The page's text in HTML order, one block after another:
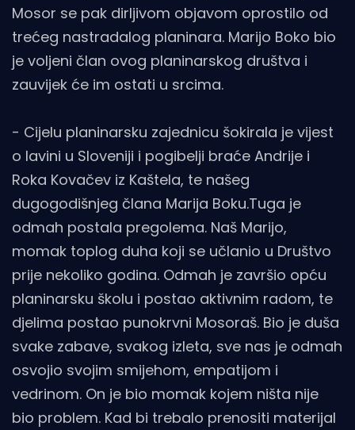
Mosor se pak dirljivom objavom oprostilo od
trećeg nastradalog planinara. Marijo Boko bio
je voljeni član ovog planinarskog društva i
zauvijek će im ostati u srcima.
- Cijelu planinarsku zajednicu šokirala je vijest
o lavini u Sloveniji i pogibelji braće Andrije i
Roka Kovačev iz Kaštela, te našeg
dugogodišnjeg člana Marija Boku.Tuga je
odmah postala pregolema. Naš Marijo,
momak toplog duha koji se učlanio u Društvo
prije nekoliko godina. Odmah je završio opću
planinarsku školu i postao aktivnim radom, te
djelima postao punokrvni Mosoraš. Bio je duša
svake zabave, svakog izleta, sve nas je odmah
osvojio svojim smijehom, empatijom i
vedrinom. On je bio momak kojem ništa nije
bio problem. Kad bi trebalo prenositi materijal